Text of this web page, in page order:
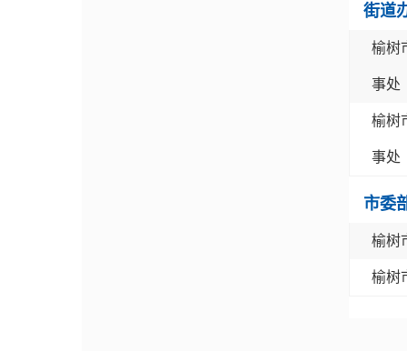
街道
榆树
事处
榆树
事处
市委
榆树
榆树